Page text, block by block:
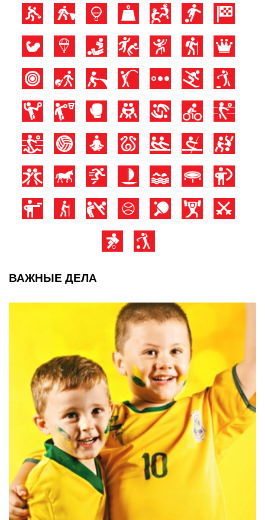
ВАЖНЫЕ ДЕЛА